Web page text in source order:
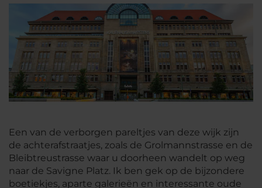
Een van de verborgen pareltjes van deze wijk zijn
de achterafstraatjes, zoals de Grolmannstrasse en de
Bleibtreustrasse waar u doorheen wandelt op weg
naar de Savigne Platz. Ik ben gek op de bijzondere
boetiekjes, aparte galerieën en interessante oude